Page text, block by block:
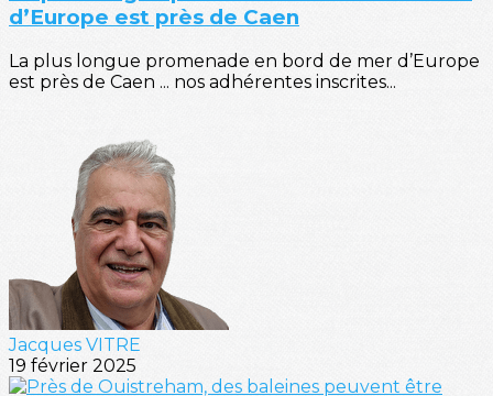
d’Europe est près de Caen
La plus longue promenade en bord de mer d’Europe
est près de Caen ... nos adhérentes inscrites...
Jacques VITRE
19 février 2025